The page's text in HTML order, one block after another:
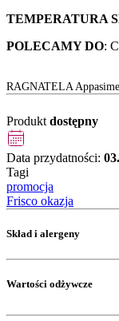
TEMPERATURA
POLECAMY DO:
RAGNATELA
Produkt dostępny
Data przydatności:
Tagi
promocja
Frisco okazja
Skład i alergeny
Wartości odżywcze